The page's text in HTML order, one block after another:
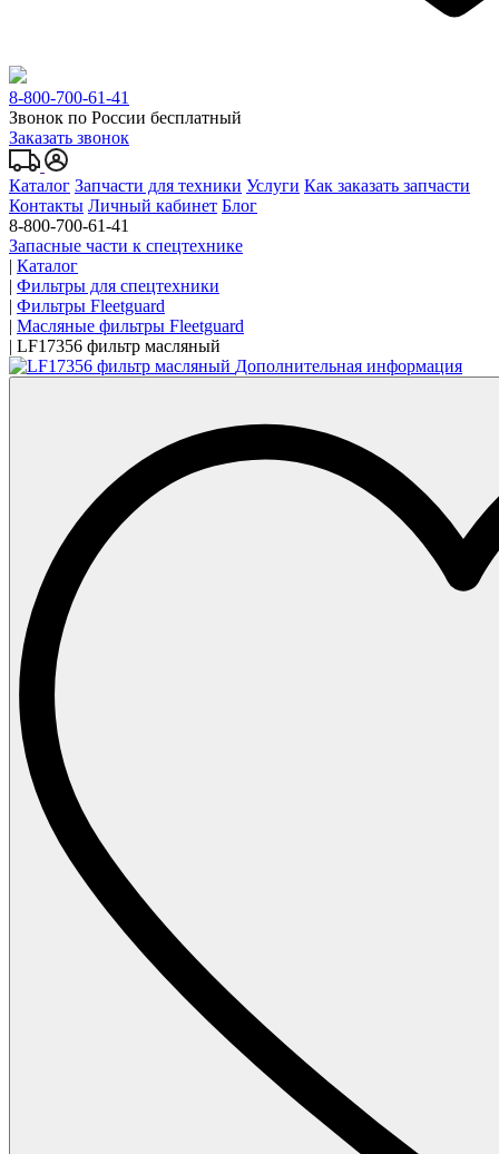
8-800-700-61-41
Звонок по России бесплатный
Заказать звонок
Каталог Запчасти для техники Услуги Как заказать запчасти
Контакты Личный кабинет Блог
8-800-700-61-41
Запасные части к спецтехнике
| Каталог
| Фильтры для спецтехники
| Фильтры Fleetguard
| Масляные фильтры Fleetguard
| LF17356 фильтр масляный
Дополнительная информация